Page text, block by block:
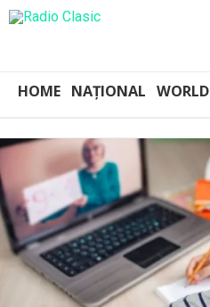
HOME NAȚIONAL WORLD